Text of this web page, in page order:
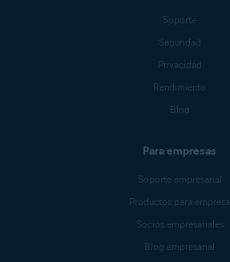
Soporte
Seguridad
Privacidad
Rendimiento
Blog
Para empresas
Soporte empresarial
Productos para empresa
Socios empresariales
Blog empresarial